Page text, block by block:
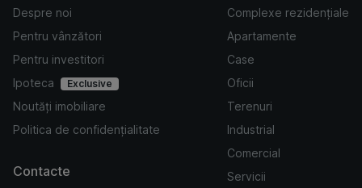
Despre noi
Pentru vânzători
Pentru investitori
Ipoteca
Exclusive
Noutăți imobiliare
Politica de confidențialitate
Complexe rezidențiale
Apartamente
Case
Oficii
Terenuri
Industrial
Comercial
Servicii
Contacte